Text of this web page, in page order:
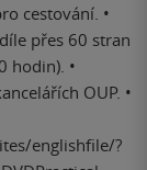
cestování. •
přes 60 stran
hodin). •
OUP. •
englishfile/?